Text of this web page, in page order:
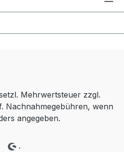
Mehrwertsteuer zzgl.
Nachnahmegebühren, wenn
angegeben.
.